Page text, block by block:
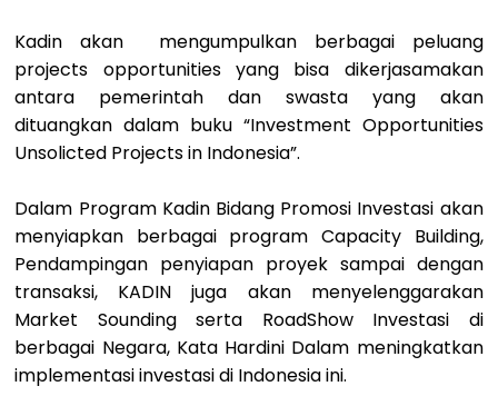
Kadin akan mengumpulkan berbagai peluang
projects opportunities yang bisa dikerjasamakan
antara pemerintah dan swasta yang akan
dituangkan dalam buku “Investment Opportunities
Unsolicted Projects in Indonesia”.
Dalam Program Kadin Bidang Promosi Investasi akan
menyiapkan berbagai program Capacity Building,
Pendampingan penyiapan proyek sampai dengan
transaksi, KADIN juga akan menyelenggarakan
Market Sounding serta RoadShow Investasi di
berbagai Negara, Kata Hardini Dalam meningkatkan
implementasi investasi di Indonesia ini.